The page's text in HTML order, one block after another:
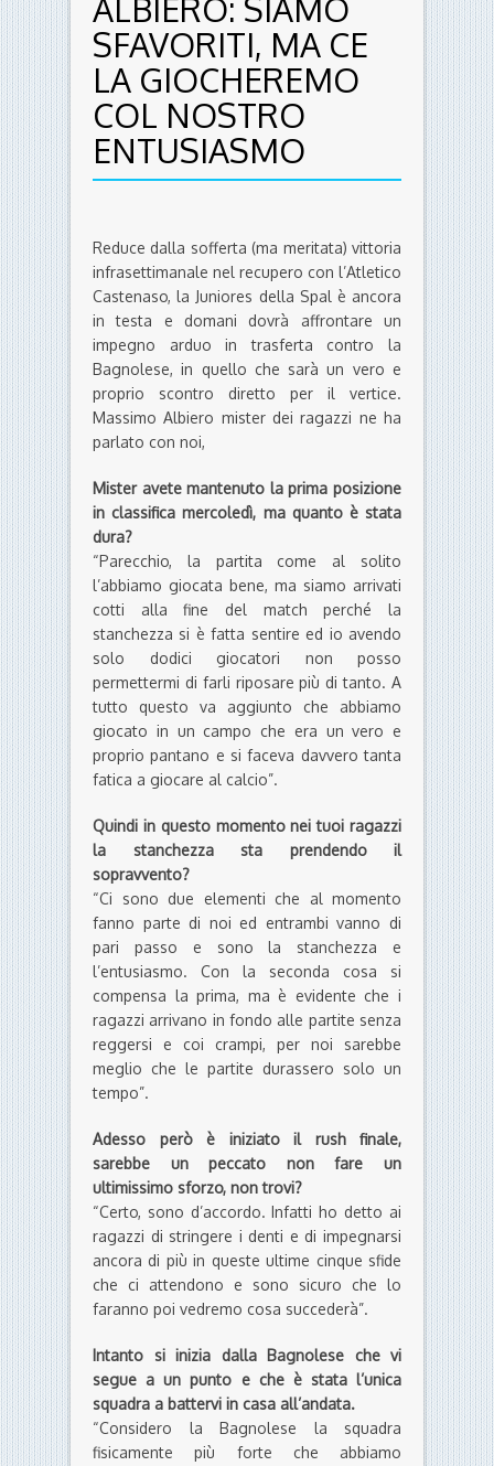
ALBIERO: SIAMO
SFAVORITI, MA CE
LA GIOCHEREMO
COL NOSTRO
ENTUSIASMO
Reduce dalla sofferta (ma meritata) vittoria
infrasettimanale nel recupero con l’Atletico
Castenaso, la Juniores della Spal è ancora
in testa e domani dovrà affrontare un
impegno arduo in trasferta contro la
Bagnolese, in quello che sarà un vero e
proprio scontro diretto per il vertice.
Massimo Albiero mister dei ragazzi ne ha
parlato con noi,
Mister avete mantenuto la prima posizione
in classifica mercoledì, ma quanto è stata
dura?
“Parecchio, la partita come al solito
l’abbiamo giocata bene, ma siamo arrivati
cotti alla fine del match perché la
stanchezza si è fatta sentire ed io avendo
solo dodici giocatori non posso
permettermi di farli riposare più di tanto. A
tutto questo va aggiunto che abbiamo
giocato in un campo che era un vero e
proprio pantano e si faceva davvero tanta
fatica a giocare al calcio”.
Quindi in questo momento nei tuoi ragazzi
la stanchezza sta prendendo il
sopravvento?
“Ci sono due elementi che al momento
fanno parte di noi ed entrambi vanno di
pari passo e sono la stanchezza e
l’entusiasmo. Con la seconda cosa si
compensa la prima, ma è evidente che i
ragazzi arrivano in fondo alle partite senza
reggersi e coi crampi, per noi sarebbe
meglio che le partite durassero solo un
tempo”.
Adesso però è iniziato il rush finale,
sarebbe un peccato non fare un
ultimissimo sforzo, non trovi?
“Certo, sono d’accordo. Infatti ho detto ai
ragazzi di stringere i denti e di impegnarsi
ancora di più in queste ultime cinque sfide
che ci attendono e sono sicuro che lo
faranno poi vedremo cosa succederà”.
Intanto si inizia dalla Bagnolese che vi
segue a un punto e che è stata l’unica
squadra a battervi in casa all’andata.
“Considero la Bagnolese la squadra
fisicamente più forte che abbiamo